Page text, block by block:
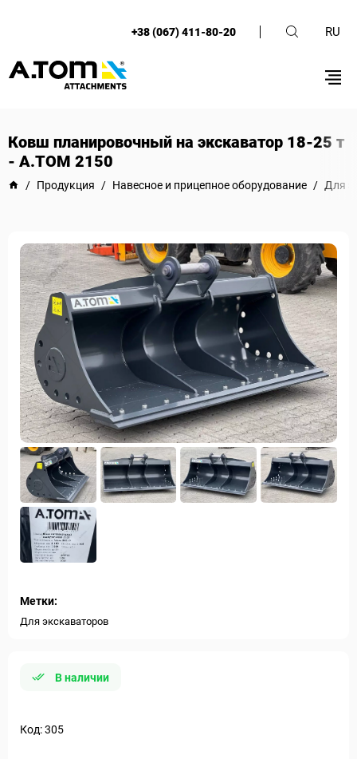
+38 (067) 411-80-20 RU
Ковш планировочный на экскаватор 18-25 т
- A.TOM 2150
/ Продукция / Навесное и прицепное оборудование / Для
Метки:
Для экскаваторов
В наличии
Код: 305